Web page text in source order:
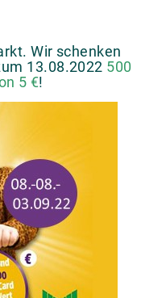
Wir schenken
13.08.2022 500
5 €!